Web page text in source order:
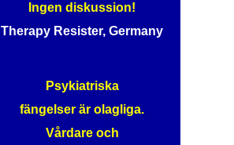
Ingen diskussion!
Therapy Resister, Germany
Psykiatriska
fängelser är olagliga.
Vårdare och